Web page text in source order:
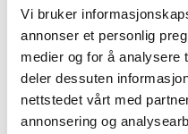
Vi bruker
annonser et personlig
medier og for å analysere
deler dessuten
nettstedet vårt med
annonsering og